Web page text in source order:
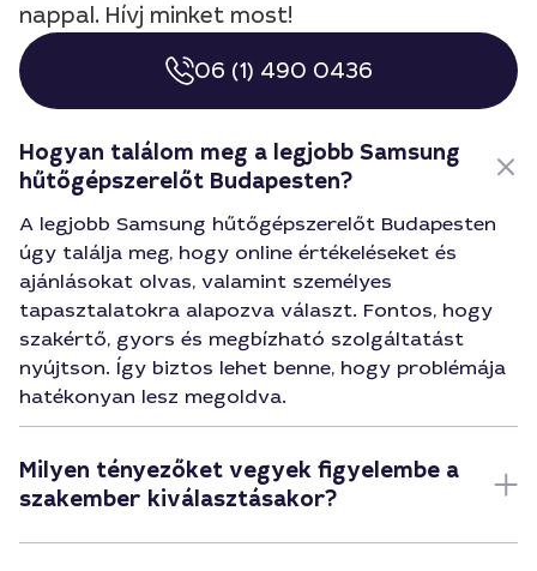
nappal. Hívj minket most!
06 (1) 490 0436
Hogyan találom meg a legjobb Samsung
hűtőgépszerelőt Budapesten?
A legjobb Samsung hűtőgépszerelőt Budapesten
úgy találja meg, hogy online értékeléseket és
ajánlásokat olvas, valamint személyes
tapasztalatokra alapozva választ. Fontos, hogy
szakértő, gyors és megbízható szolgáltatást
nyújtson. Így biztos lehet benne, hogy problémája
hatékonyan lesz megoldva.
Milyen tényezőket vegyek figyelembe a
szakember kiválasztásakor?